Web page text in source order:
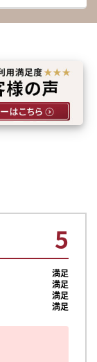
5
満足
満足
満足
満足